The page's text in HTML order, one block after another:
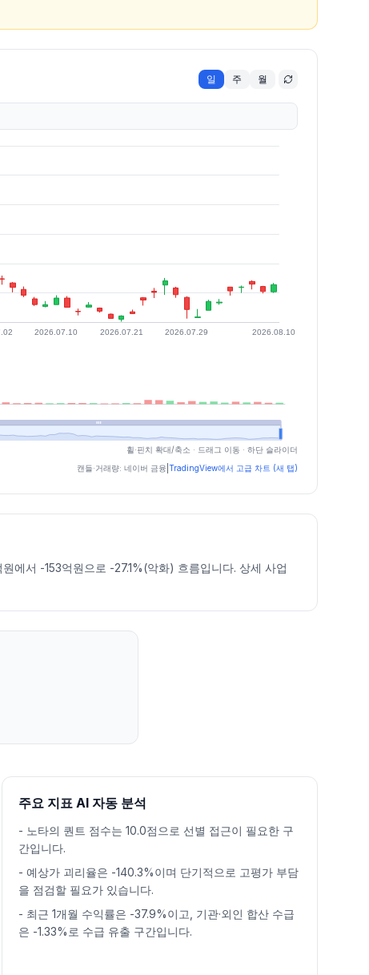
일 주 월
휠·핀치 확대/축소 · 드래그 이동 · 하단 슬라이더
캔들·거래량: 네이버 금융 TradingView에서 고급 차트 (새 탭)
에서 -153억원으로 -27.1%(악화) 흐름입니다. 상세 사업
주요 지표 AI 자동 분석
- 노타의 퀀트 점수는 10.0점으로 선별 접근이 필요한 구
간입니다.
-예상가 괴리율은 -140.3%이며 단기적으로 고평가 부담
을 점검할 필요가 있습니다.
- 최근 1개월 수익률은 -37.9%이고, 기관·외인 합산 수급
은 -1.33%로 수급 유출 구간입니다.